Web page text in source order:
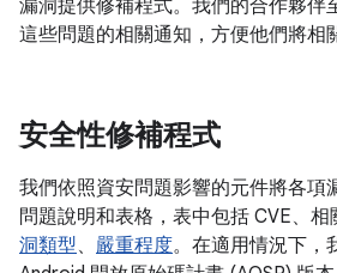
漏洞提供修補程式。我們的合作夥伴
這些問題的相關通知，方便他們將相
安全性修補程式
我們依照資安問題影響的元件將各項
問題說明和表格，表中包括 CVE、相
洞類型、 嚴重程度。在適用情況下，